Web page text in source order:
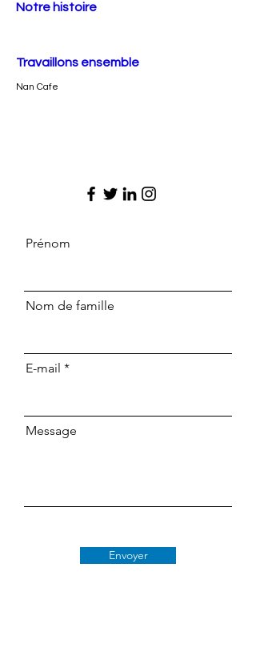
Notre histoire
Travaillons ensemble
Nan Cafe
Prénom
Nom de famille
E-mail
Message
Envoyer